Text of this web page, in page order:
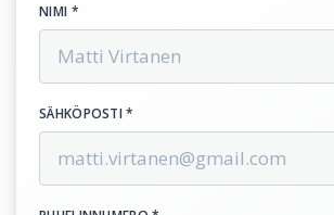
NIMI *
SÄHKÖPOSTI *